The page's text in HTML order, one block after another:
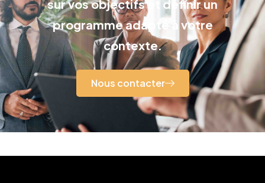
sur vos objectifs et définir un
programme adapté à votre
contexte.
Nous contacter